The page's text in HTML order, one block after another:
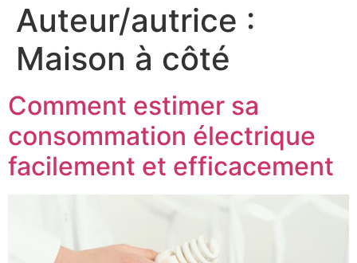
Auteur/autrice :
Maison à côté
Comment estimer sa
consommation électrique
facilement et efficacement